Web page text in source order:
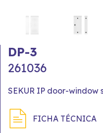
DP-3
261036
SEKUR IP door-window
FICHA TÉCNICA